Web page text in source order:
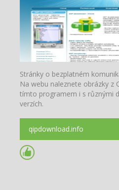
Stránky o bezplatném
Na webu naleznete obrázky z
tímto programem i s různými
verzích.
qipdownload.info